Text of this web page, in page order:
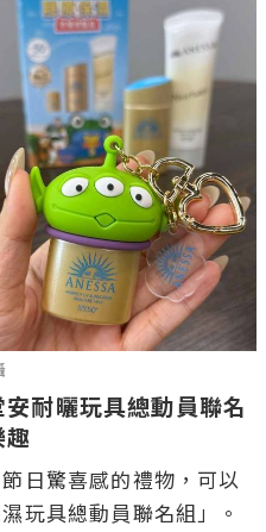
耐曬玩具總動員聯名
趣
日驚喜感的禮物，可以
玩具總動員聯名組」。